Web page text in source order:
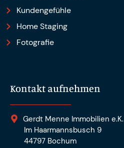
Kundengefühle
Home Staging
Fotografie
Kontakt aufnehmen
Gerdt Menne Immobilien e.K.
Im Haarmannsbusch 9
44797 Bochum